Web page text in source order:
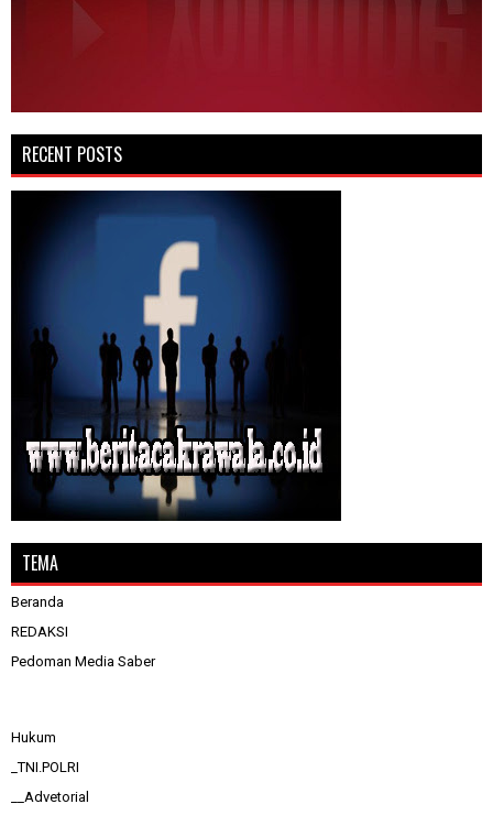
RECENT POSTS
TEMA
Beranda
REDAKSI
Pedoman Media Saber
Hukum
_TNI.POLRI
__Advetorial